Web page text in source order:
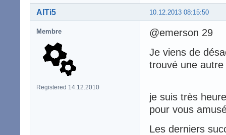
10.12.2013 08:15:50
AlTi5
Membre
Registered 14.12.2010
@emerson 29
Je viens de
trouvé une
je suis très
pour vous
Les derniers